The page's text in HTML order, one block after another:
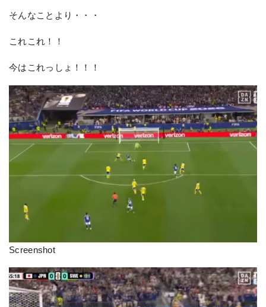
そんなことより・・・
これこれ！！
今はこれっしょ！！！
Screenshot